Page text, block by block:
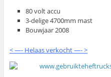
80 volt accu
3-delige 4700mm mast
Bouwjaar 2008
< —- Helaas verkocht —- >